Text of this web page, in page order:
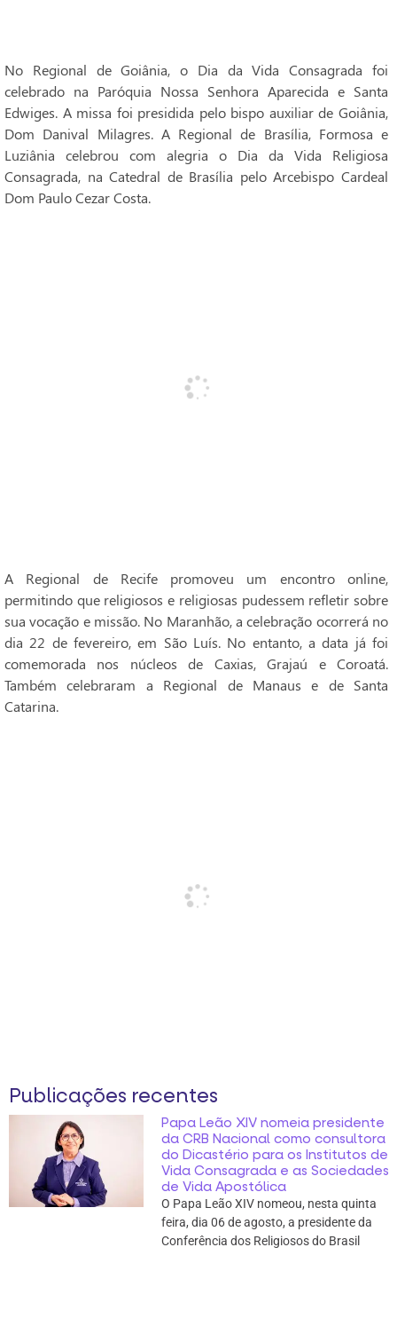
No Regional de Goiânia, o Dia da Vida Consagrada foi
celebrado na Paróquia Nossa Senhora Aparecida e Santa
Edwiges. A missa foi presidida pelo bispo auxiliar de Goiânia,
Dom Danival Milagres. A Regional de Brasília, Formosa e
Luziânia celebrou com alegria o Dia da Vida Religiosa
Consagrada, na Catedral de Brasília pelo Arcebispo Cardeal
Dom Paulo Cezar Costa.
A Regional de Recife promoveu um encontro online,
permitindo que religiosos e religiosas pudessem refletir sobre
sua vocação e missão. No Maranhão, a celebração ocorrerá no
dia 22 de fevereiro, em São Luís. No entanto, a data já foi
comemorada nos núcleos de Caxias, Grajaú e Coroatá.
Também celebraram a Regional de Manaus e de Santa
Catarina.
Publicações recentes
Papa Leão XIV nomeia presidente
da CRB Nacional como consultora
do Dicastério para os Institutos de
Vida Consagrada e as Sociedades
de Vida Apostólica
O Papa Leão XIV nomeou, nesta quinta
feira, dia 06 de agosto, a presidente da
Conferência dos Religiosos do Brasil